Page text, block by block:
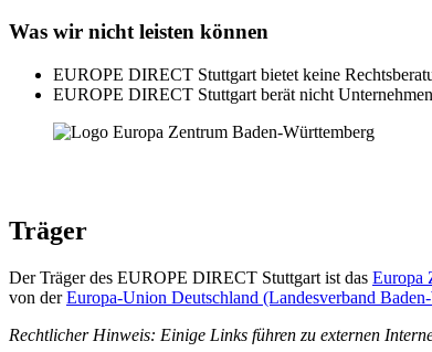
Was wir nicht leisten können
EUROPE DIRECT Stuttgart bietet keine
EUROPE DIRECT Stuttgart berät nicht
Träger
Der Träger des EUROPE DIRECT Stuttgart ist das Europa
von derEuropa-Union Deutschland (Landesverband
Rechtlicher Hinweis: Einige Links führen zu externen